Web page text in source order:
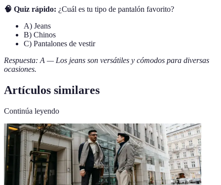
🧠 Quiz rápido: ¿Cuál es tu tipo de pantalón favorito?
A) Jeans
B) Chinos
C) Pantalones de vestir
Respuesta: A — Los jeans son versátiles y cómodos para diversas
ocasiones.
Artículos similares
Continúa leyendo